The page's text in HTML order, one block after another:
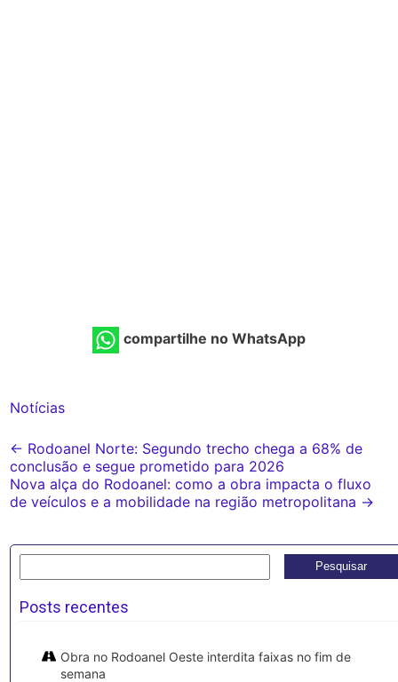
compartilhe no WhatsApp
Notícias
Post
navigation
← Rodoanel Norte: Segundo trecho chega a 68% de
conclusão e segue prometido para 2026
Nova alça do Rodoanel: como a obra impacta o fluxo
de veículos e a mobilidade na região metropolitana →
por:
Posts recentes
Obra no Rodoanel Oeste interdita faixas no fim de
semana